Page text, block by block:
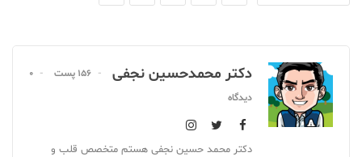
دکتر محمدحسین نجفی 156 پست
0
دیدگاه
دکتر محمد حسین نجفی هستم متخصص قلب و